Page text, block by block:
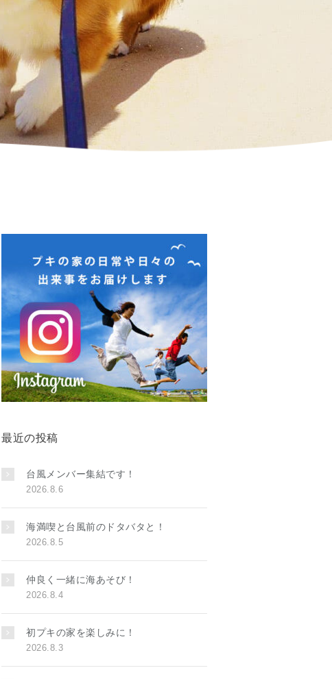
最近の投稿
台風メンバー集結です！
2026.8.6
海満喫と台風前のドタバタと！
2026.8.5
仲良く一緒に海あそび！
2026.8.4
初プキの家を楽しみに！
2026.8.3